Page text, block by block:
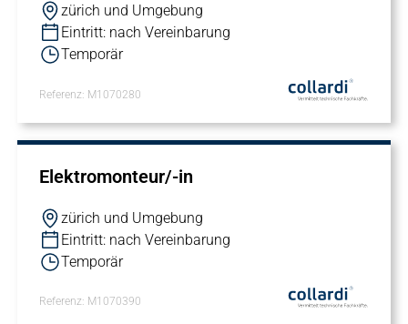
zürich und Umgebung
Eintritt: nach Vereinbarung
Temporär
Referenz: M1070280
Elektromonteur/-in
zürich und Umgebung
Eintritt: nach Vereinbarung
Temporär
Referenz: M1070390